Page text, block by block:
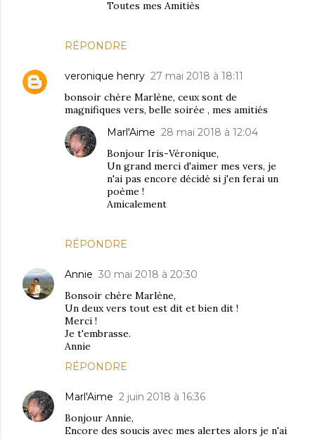
RÉPONDRE
Toutes mes Amitiès
veronique henry 27 mai 2018 à 18:11
bonsoir chère Marlène, ceux sont de
magnifiques vers, belle soirée , mes amitiés
RÉPONDRE
Marl'Aime 28 mai 2018 à 12:04
Bonjour Iris-Véronique,
Un grand merci d'aimer mes vers, je
n'ai pas encore décidé si j'en ferai un
poème !
Amicalement
Annie 30 mai 2018 à 20:30
Bonsoir chère Marlène,
Un deux vers tout est dit et bien dit !
Merci !
Je t'embrasse.
Annie
RÉPONDRE
Marl'Aime 2 juin 2018 à 16:36
Bonjour Annie,
Encore des soucis avec mes alertes alors je n'ai